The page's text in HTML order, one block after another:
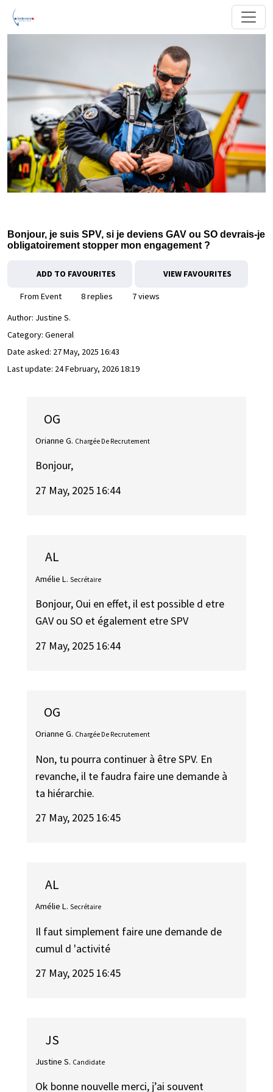
Bonjour, je suis SPV, si je deviens GAV ou SO devrais-je
obligatoirement stopper mon engagement ?
ADD TO FAVOURITES VIEW FAVOURITES
From Event 8 replies
7 views
Author: Justine S.
Category: General
Date asked: 27 May, 2025 16:43
Last update: 24 February, 2026 18:19
OG
Orianne G. Chargée De Recrutement
Bonjour,
27 May, 2025 16:44
AL
Amélie L. Secrétaire
Bonjour, Oui en effet, il est possible d etre
GAV ou SO et également etre SPV
27 May, 2025 16:44
OG
Orianne G. Chargée De Recrutement
Non, tu pourra continuer à être SPV. En
revanche, il te faudra faire une demande à
ta hiérarchie.
27 May, 2025 16:45
AL
Amélie L. Secrétaire
Il faut simplement faire une demande de
cumul d 'activité
27 May, 2025 16:45
JS
Justine S. Candidate
Ok bonne nouvelle merci, j’ai souvent